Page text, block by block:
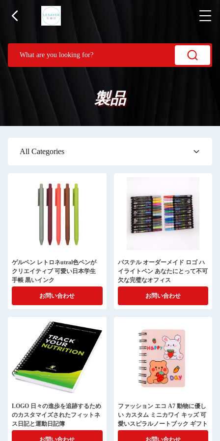
製品
All Categories
ゲルペン レトロネutral色ペンが
クリエイティブ 可愛い日本学生
手帳 黒いインク
お問い合わせ
パステル オーダーメイド ロゴ ハ
イライトペン あなたにとって不可
欠な完璧なオフィス
お問い合わせ
LOGO 日々の進歩を追跡するため
のカスタマイズされたフィットネ
ス日記と運動日記簿
お問い合わせ
ファッション エコ A7 動物に優し
い カスタム ミニカワイ キッズ 可
愛いスピラルノートブック ギフト
お問い合わせ